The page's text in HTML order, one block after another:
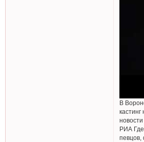
В
РИА Где
певцов,